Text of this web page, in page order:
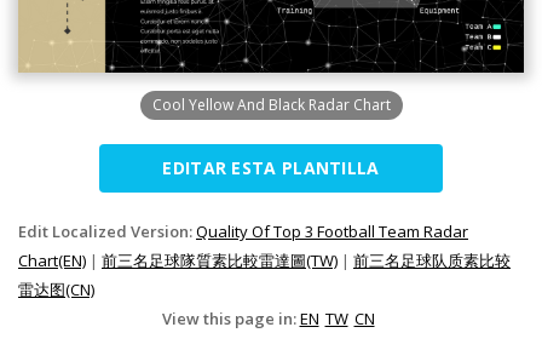
Cool Yellow And Black Radar Chart
EDITAR ESTA PLANTILLA
Edit Localized Version:Quality Of Top 3 Football Team Radar
Chart(EN) | 前三名足球隊質素比較雷達圖(TW) | 前三名足球队质素比较
雷达图(CN)
View this page in:EN TW CN